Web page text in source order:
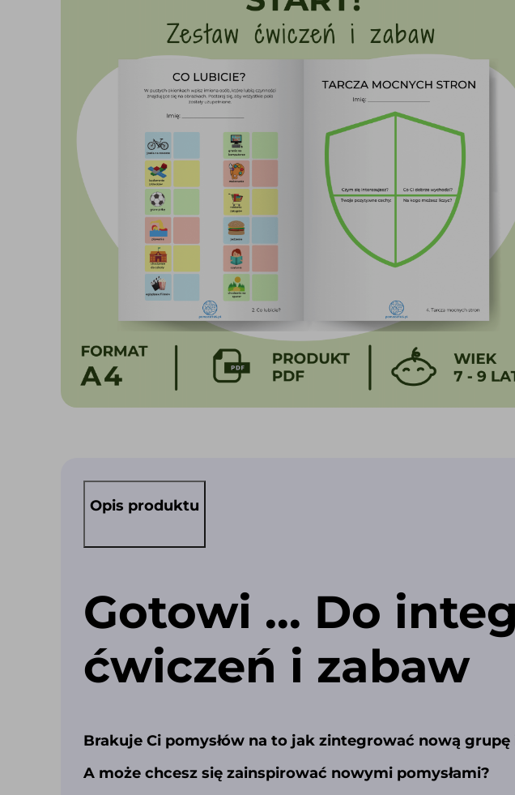
Opis produktu
Gotowi … Do
ćwiczeń i zabaw
Brakuje Ci pomysłów na to jak zintegrować nową
A może chcesz się zainspirować nowymi pomysłami?